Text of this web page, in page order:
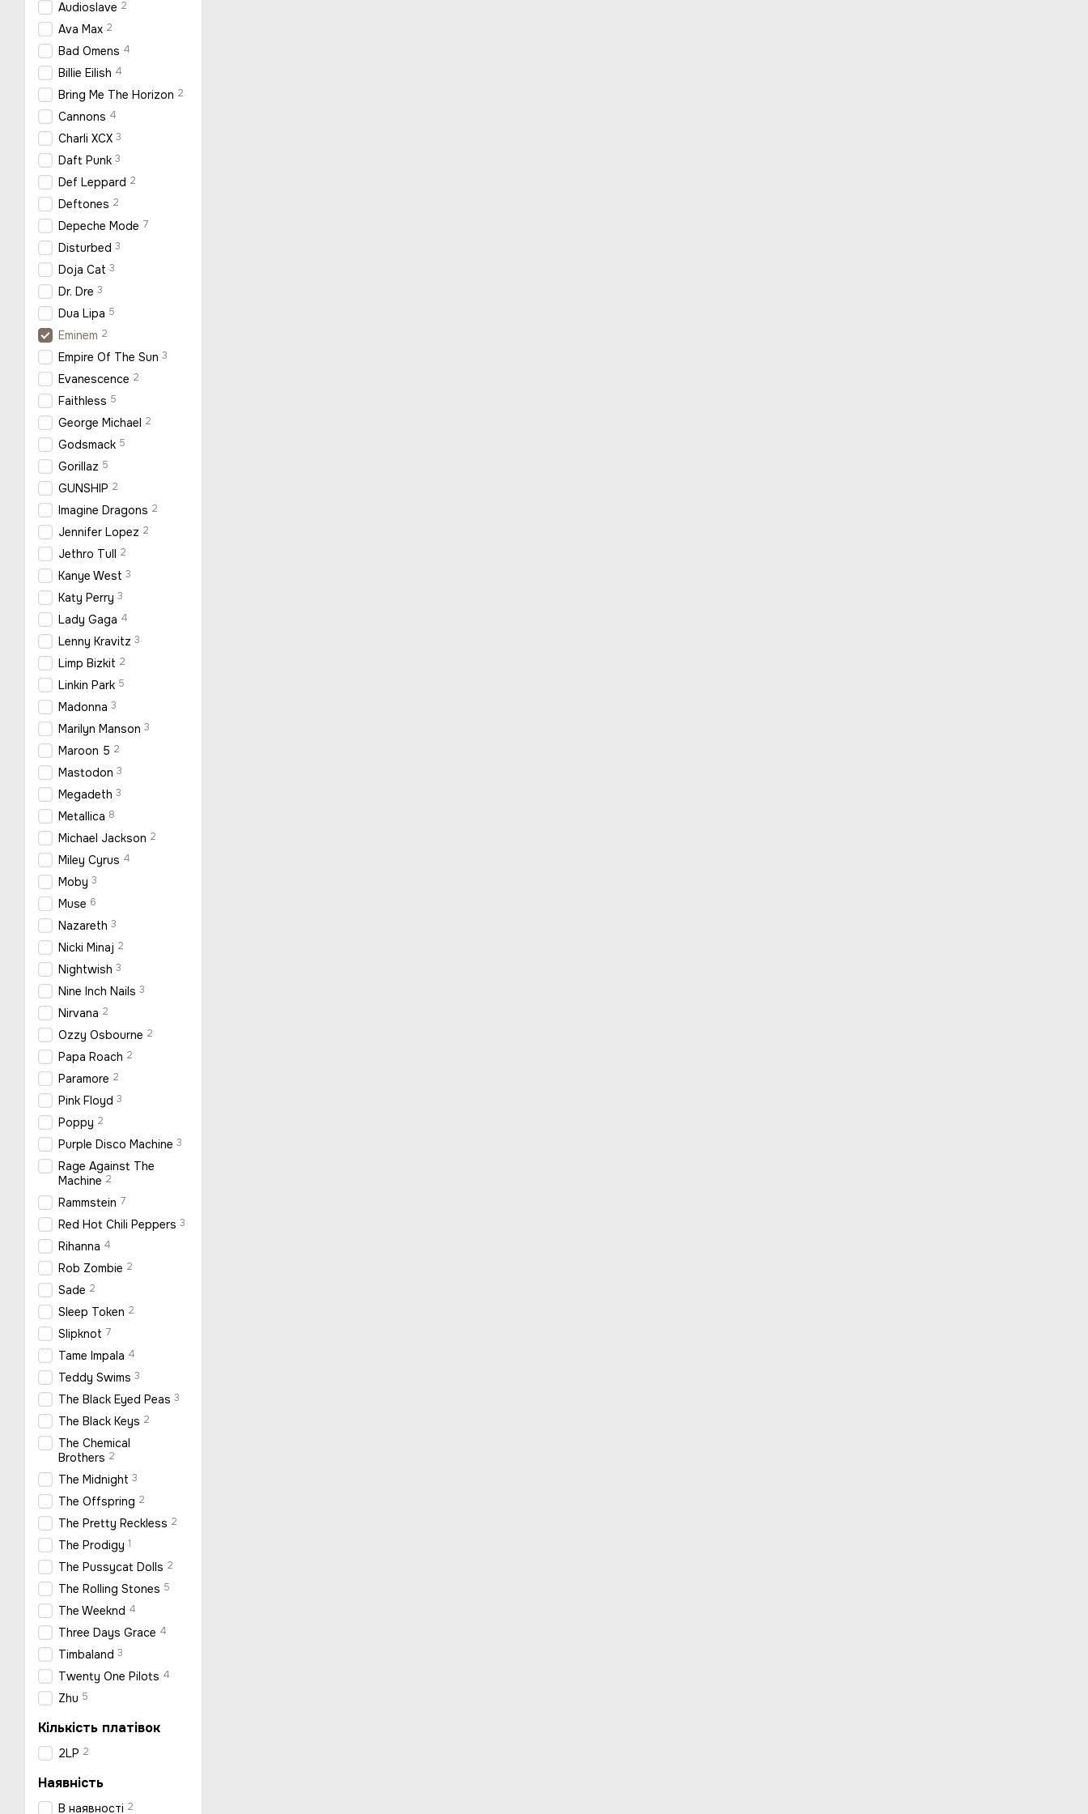
Audioslave 2
Ava Max 2
Bad Omens 4
Billie Eilish 4
Bring Me The Horizon 2
Cannons 4
Charli XCX 3
Daft Punk 3
Def Leppard 2
Deftones 2
Depeche Mode 7
Disturbed 3
Doja Cat 3
Dr. Dre 3
Dua Lipa 5
Eminem 2
Empire Of The Sun 3
Evanescence 2
Faithless 5
George Michael 2
Godsmack 5
Gorillaz 5
GUNSHIP 2
Imagine Dragons 2
Jennifer Lopez 2
Jethro Tull 2
Kanye West 3
Katy Perry 3
Lady Gaga 4
Lenny Kravitz 3
Limp Bizkit 2
Linkin Park 5
Madonna 3
Marilyn Manson 3
Maroon 5 2
Mastodon 3
Megadeth 3
Metallica 8
Michael Jackson 2
Miley Cyrus 4
Moby 3
Muse 6
Nazareth 3
Nicki Minaj 2
Nightwish 3
Nine Inch Nails 3
Nirvana 2
Ozzy Osbourne 2
Papa Roach 2
Paramore 2
Pink Floyd 3
Poppy 2
Purple Disco Machine 3
Rage Against The
Machine 2
Rammstein 7
Red Hot Chili Peppers 3
Rihanna 4
Rob Zombie 2
Sade 2
Sleep Token 2
Slipknot 7
Tame Impala 4
Teddy Swims 3
The Black Eyed Peas 3
The Black Keys 2
The Chemical
Brothers 2
The Midnight 3
The Offspring 2
The Pretty Reckless 2
The Prodigy 1
The Pussycat Dolls 2
The Rolling Stones 5
The Weeknd 4
Three Days Grace 4
Timbaland 3
Twenty One Pilots 4
Zhu 5
Кількість платівок
2LP 2
Наявність
В наявності 2